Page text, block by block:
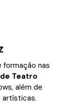
formação nas
Teatro
além de
artísticas.